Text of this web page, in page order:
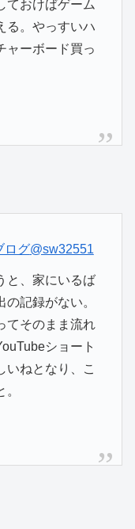
ておけばゲーム
る。やっすいハ
ャーボード買っ
ログ@sw32551
と、家にいるば
記録がない。
てそのまま流れ
ショート
いねとなり、こ